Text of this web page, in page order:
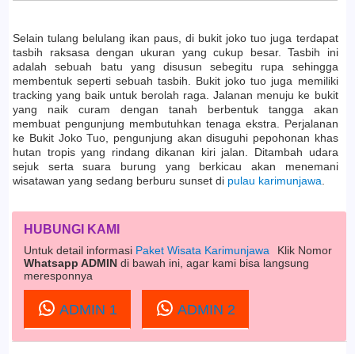
Selain tulang belulang ikan paus, di bukit joko tuo juga terdapat
tasbih raksasa dengan ukuran yang cukup besar. Tasbih ini
adalah sebuah batu yang disusun sebegitu rupa sehingga
membentuk seperti sebuah tasbih. Bukit joko tuo juga memiliki
tracking yang baik untuk berolah raga. Jalanan menuju ke bukit
yang naik curam dengan tanah berbentuk tangga akan
membuat pengunjung membutuhkan tenaga ekstra. Perjalanan
ke Bukit Joko Tuo, pengunjung akan disuguhi pepohonan khas
hutan tropis yang rindang dikanan kiri jalan. Ditambah udara
sejuk serta suara burung yang berkicau akan menemani
wisatawan yang sedang berburu sunset di pulau karimunjawa.
HUBUNGI KAMI
Untuk detail informasi Paket Wisata Karimunjawa
Klik Nomor
Whatsapp ADMIN di bawah ini, agar kami bisa langsung
meresponnya
ADMIN 1 ADMIN 2